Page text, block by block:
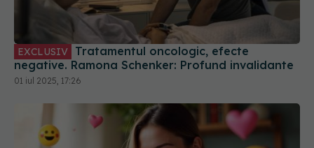
EXCLUSIV
negative. Ramona Schenker: Profund invalidante
01 iul 2025, 17:26